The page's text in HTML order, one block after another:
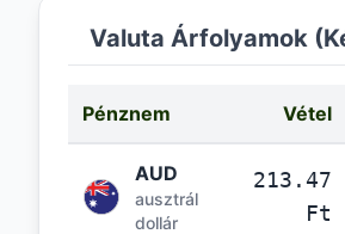
Valuta Árfolyamok
Pénznem Vétel
AUD
ausztrál
dollár
213.47
Ft